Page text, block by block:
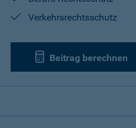
Verkehrsrechtsschutz
Beitrag berechnen